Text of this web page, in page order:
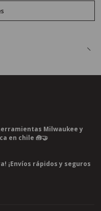
Milwaukee y
en chile 🧰🤝
¡Envíos rápidos y seguros